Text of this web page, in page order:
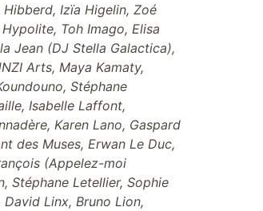
Hibberd, Izïa Higelin, Zoé
Toh Imago, Elisa
Jean (DJ Stella Galactica),
Arts, Maya Kamaty,
Stéphane
Isabelle Laffont,
Karen Lano, Gaspard
des Muses, Erwan Le Duc,
(Appelez-moi
Stéphane Letellier, Sophie
Linx, Bruno Lion,